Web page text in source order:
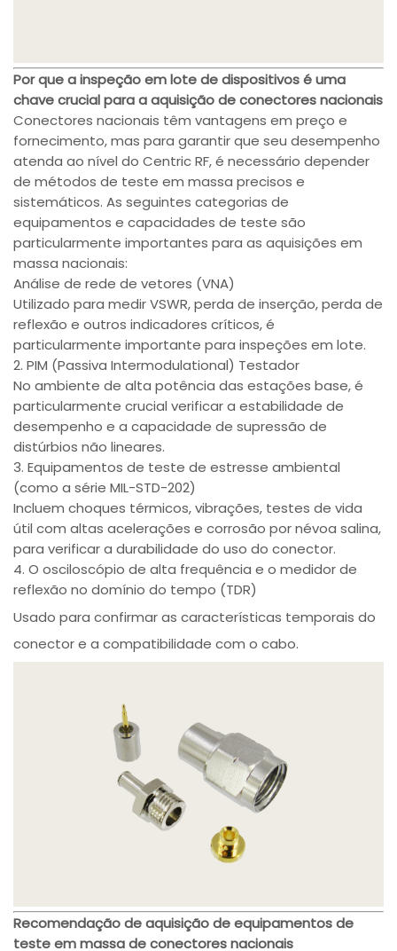
Por que a inspeção em lote de dispositivos é uma
chave crucial para a aquisição de conectores nacionais
Conectores nacionais têm vantagens em preço e
fornecimento, mas para garantir que seu desempenho
atenda ao nível do Centric RF, é necessário depender
de métodos de teste em massa precisos e
sistemáticos. As seguintes categorias de
equipamentos e capacidades de teste são
particularmente importantes para as aquisições em
massa nacionais:
Análise de rede de vetores (VNA)
Utilizado para medir VSWR, perda de inserção, perda de
reflexão e outros indicadores críticos, é
particularmente importante para inspeções em lote.
2. PIM (Passiva Intermodulational) Testador
No ambiente de alta potência das estações base, é
particularmente crucial verificar a estabilidade de
desempenho e a capacidade de supressão de
distúrbios não lineares.
3. Equipamentos de teste de estresse ambiental
(como a série MIL-STD-202)
Incluem choques térmicos, vibrações, testes de vida
útil com altas acelerações e corrosão por névoa salina,
para verificar a durabilidade do uso do conector.
4. O osciloscópio de alta frequência e o medidor de
reflexão no domínio do tempo (TDR)
Usado para confirmar as características temporais do
conector e a compatibilidade com o cabo.
Recomendação de aquisição de equipamentos de
teste em massa de conectores nacionais